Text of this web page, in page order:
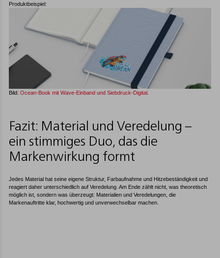
Produktbeispiel:
Bild: Ocean-Book mit Wave-Einband und Siebdruck-Digital
Fazit: Material und Veredelung –
ein stimmiges Duo, das die
Markenwirkung formt
Jedes Material hat seine eigene Struktur, Farbaufnahme und Hitzebeständigkeit und
reagiert daher unterschiedlich auf Veredelung. Am Ende zählt nicht, was theoretisch
möglich ist, sondern was überzeugt: Materialien und Veredelungen, die
Markenauftritte klar, hochwertig und unverwechselbar machen.